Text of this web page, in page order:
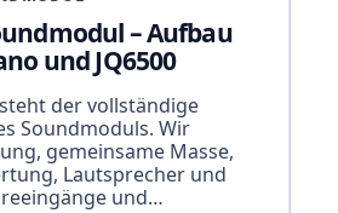
– Aufbau
und JQ6500
der vollständige
Soundmoduls. Wir
gemeinsame Masse,
Lautsprecher und
und…